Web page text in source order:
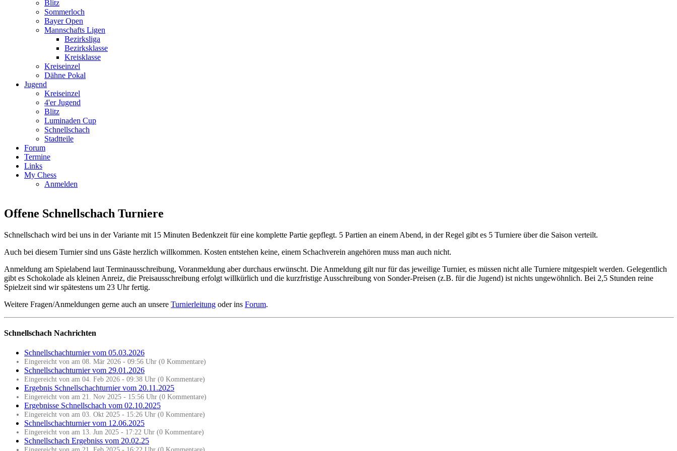
Blitz
Sommerloch
Bayer Open
Mannschafts Ligen
Bezirksliga
Bezirksklasse
Kreisklasse
Kreiseinzel
Dähne Pokal
Jugend
Kreiseinzel
4'er Jugend
Blitz
Luminaden Cup
Schnellschach
Stadtteile
Forum
Termine
Links
My Chess
Anmelden
Offene Schnellschach Turniere
Schnellschach wird bei uns in der Variante mit 15 Minuten Bedenkzeit für eine komplette Partie gepflegt. 5 Partien an einem Abend, in der Regel gibt es 5 Turniere über die Saison verteilt.
Auch bei diesem Turnier sind uns Gäste herzlich willkommen. Kosten entstehen keine, einem Schachverein angehören muss man auch nicht.
Anmeldung am Spielabend laut Terminausschreibung, Voranmeldung aber durchaus erwünscht. Die Anmeldung gilt nur für das jeweilige Turnier, es müssen nicht alle Turniere mitgespielt werden. Gelegentlich
gibt es Schokolade als kleinen Anreiz, die Preisausschreibung erfolgt willkürlich und die kurzfristige Ausschreibung von Sonder-Preisen (z.B. für die Jugend) ist nichts ungewöhnlich. Bei 2,5 Stunden reine
Spielzeit sind wir spätestens um 23 Uhr fertig.
Weitere Fragen/Anmeldungen gerne auch an unsere Turnierleitung oder ins Forum.
Schnellschach Nachrichten
Schnellschachturnier vom 05.03.2026
Eingereicht von am 08. Mär 2026 - 09:56 Uhr (0 Kommentare)
Schnellschachturnier vom 29.01.2026
Eingereicht von am 04. Feb 2026 - 09:38 Uhr (0 Kommentare)
Ergebnis Schnellschachturnier vom 20.11.2025
Eingereicht von am 21. Nov 2025 - 15:56 Uhr (0 Kommentare)
Ergebnisse Schnellschach vom 02.10.2025
Eingereicht von am 03. Okt 2025 - 15:26 Uhr (0 Kommentare)
Schnellschachturnier vom 12.06.2025
Eingereicht von am 13. Jun 2025 - 17:22 Uhr (0 Kommentare)
Schnellschach Ergebniss vom 20.02.25